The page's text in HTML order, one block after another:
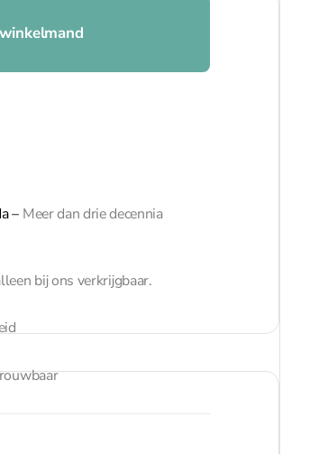
– Meer dan drie decennia
bij ons verkrijgbaar.